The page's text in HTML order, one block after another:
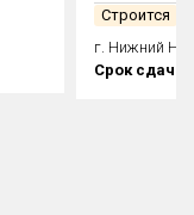
млн₽
Строится
г. Нижний